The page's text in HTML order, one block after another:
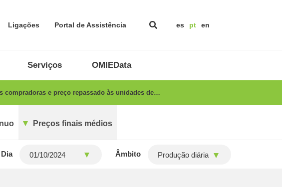
Ligações Portal de Assistência es pt en
Serviços OMIEData
compradoras e preço repassado às unidades de…
Preços finais médios
Dia Âmbito Produção diária